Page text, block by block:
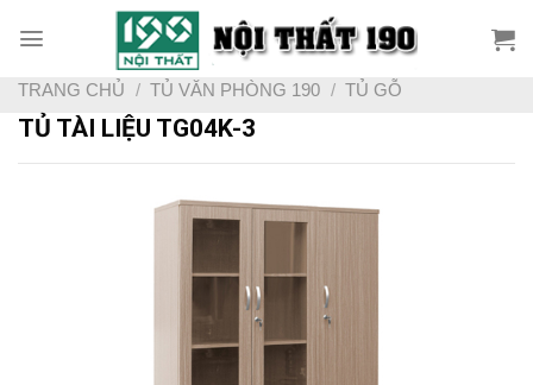
TRANG CHỦ / TỦ VĂN PHÒNG 190 / TỦ GỖ
TỦ TÀI LIỆU TG04K-3